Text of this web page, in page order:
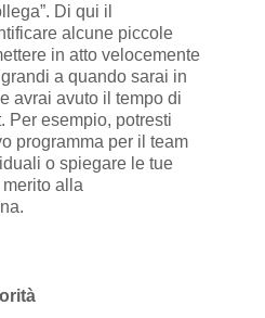
Di qui il
alcune piccole
in atto velocemente
a quando sarai in
avrai avuto il tempo di
Per esempio, potresti
programma per il team
o spiegare le tue
alla